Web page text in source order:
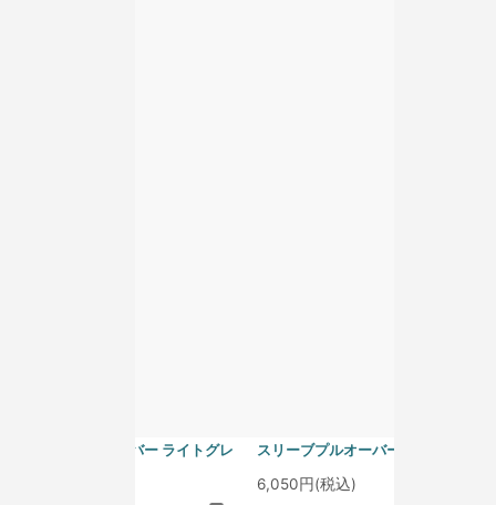
スリーブプルオーバー ライトグレ
スリーブプルオーバー サラシ
6,050円(税込)